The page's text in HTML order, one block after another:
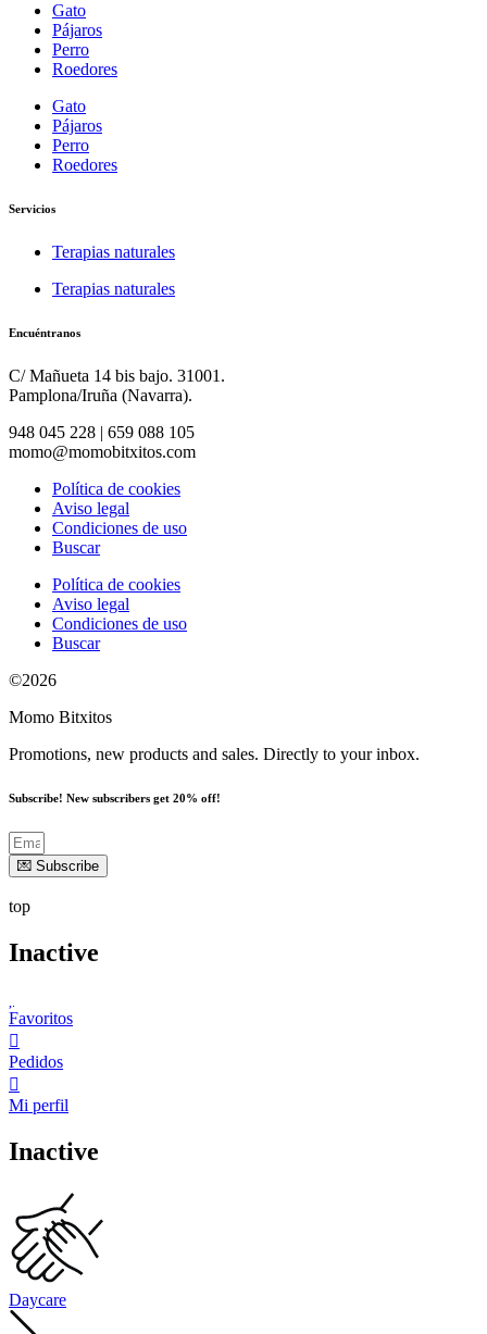
Gato
Pájaros
Perro
Roedores
Gato
Pájaros
Perro
Roedores
Servicios
Terapias naturales
Terapias naturales
Encuéntranos
C/ Mañueta 14 bis bajo. 31001.
Pamplona/Iruña (Navarra).
948 045 228 | 659 088 105
momo@momobitxitos.com
Política de cookies
Aviso legal
Condiciones de uso
Buscar
Política de cookies
Aviso legal
Condiciones de uso
Buscar
©2026
Momo Bitxitos
Promotions, new products and sales. Directly to your inbox.
Subscribe! New subscribers get 20% off!
💌 Subscribe
top
Inactive
Favoritos
Pedidos
Mi perfil
Inactive
Daycare